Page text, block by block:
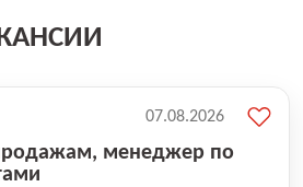
менеджер по
07.08.2026